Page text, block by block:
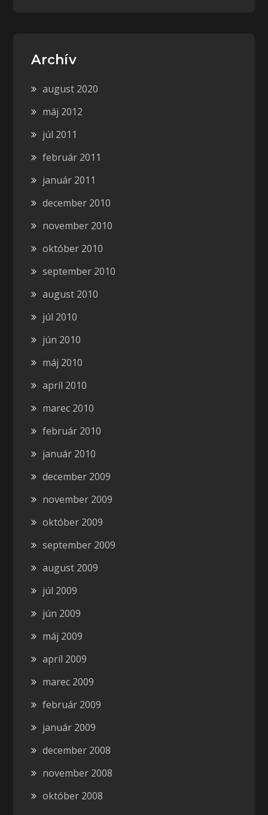
Archív
august 2020
máj 2012
júl 2011
február 2011
január 2011
december 2010
november 2010
október 2010
september 2010
august 2010
júl 2010
jún 2010
máj 2010
apríl 2010
marec 2010
február 2010
január 2010
december 2009
november 2009
október 2009
september 2009
august 2009
júl 2009
jún 2009
máj 2009
apríl 2009
marec 2009
február 2009
január 2009
december 2008
november 2008
október 2008